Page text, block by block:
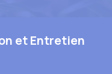
et Entretien